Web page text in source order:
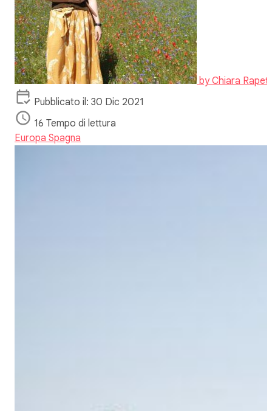
byChiara
Pubblicato il: 30 Dic 2021
16 Tempo di lettura
Europa Spagna